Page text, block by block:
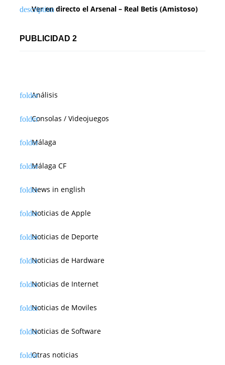
Ver en directo el Arsenal – Real Betis (Amistoso)
PUBLICIDAD 2
Análisis
Consolas / Videojuegos
Málaga
Málaga CF
News in english
Noticias de Apple
Noticias de Deporte
Noticias de Hardware
Noticias de Internet
Noticias de Moviles
Noticias de Software
Otras noticias